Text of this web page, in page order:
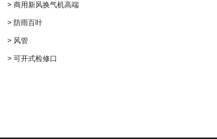
> 商用新风换气机高端
> 防雨百叶
> 风管
> 可开式检修口